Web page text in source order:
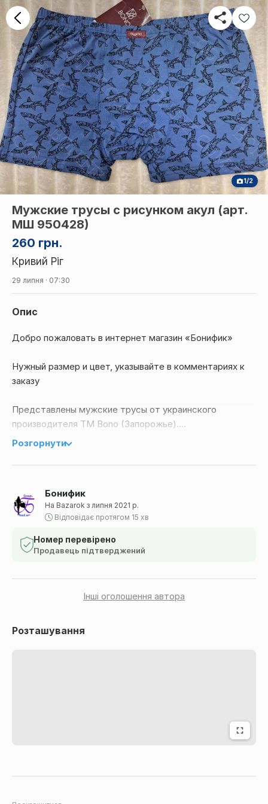
1/2
260 грн.
Мужские трусы с рисунком акул (арт.
МШ 950428)
Кривий Ріг
29 липня · 07:30
Бонифик
На Bazarok з липня 2021 р.
Відповідає протягом 15 хв
Номер перевірено
Продавець підтверджений
Інші оголошення автора
Опис
Добро пожаловать в интернет магазин «Бонифик»
Нужный размер и цвет, указывайте в комментариях к
заказу
Представлены мужские трусы от украинского
производителя ТМ Bono (Запорожье).
синего цвета с добавлением эластана для увеличения
Модель трусов с рисунком акул по всей длине изделия.
Ткань выделяется своей способностью хорошей
терморегуляции.
движений. Ткань не теряет насыщенности цвета и не
растягивается после многократных стирок.
Состав: 95% хлопок, 5% эластан
Розгорнути
Розташування